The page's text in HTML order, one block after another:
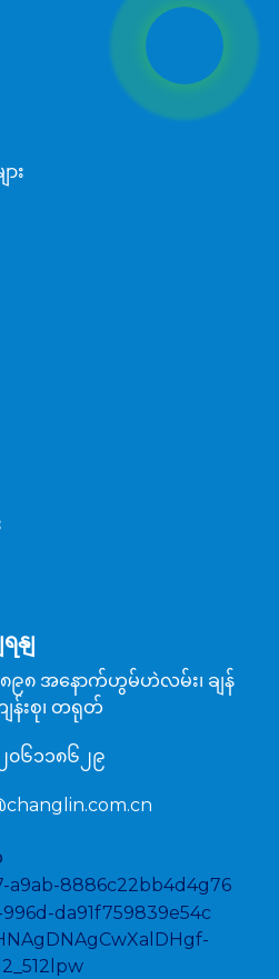
း
နျ
၈ အနောက်ဟွမ်ဟဲလမ်း၊ ချန်
ျန်းစု၊ တရုတ်
၀၆၁၁၈၆၂၉